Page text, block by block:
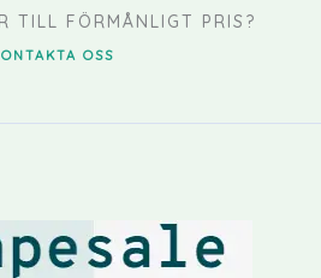
TILL FÖRMÅNLIGT PRIS?
OSS